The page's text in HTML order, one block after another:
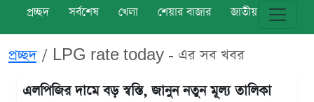
প্রচ্ছদ সর্বশেষ খেলা শেয়ার বাজার জাতীয় বিশ্ব
প্রচ্ছদ LPG rate today - এর সব খবর
এলপিজির দামে বড় স্বস্তি, জানুন নতুন মূল্য তালিকা